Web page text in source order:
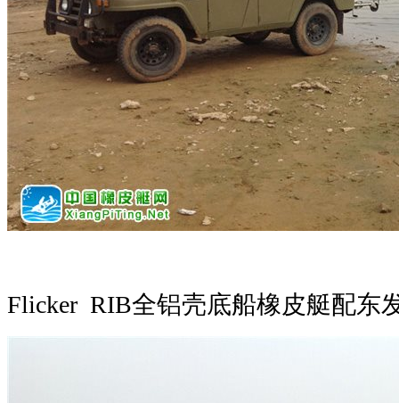
Flicker RIB全铝壳底船橡皮艇配东